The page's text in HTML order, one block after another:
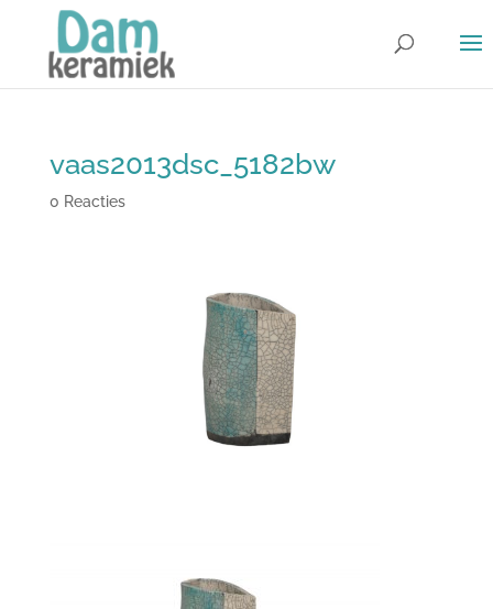
vaas2013dsc_5182bw
0 Reacties